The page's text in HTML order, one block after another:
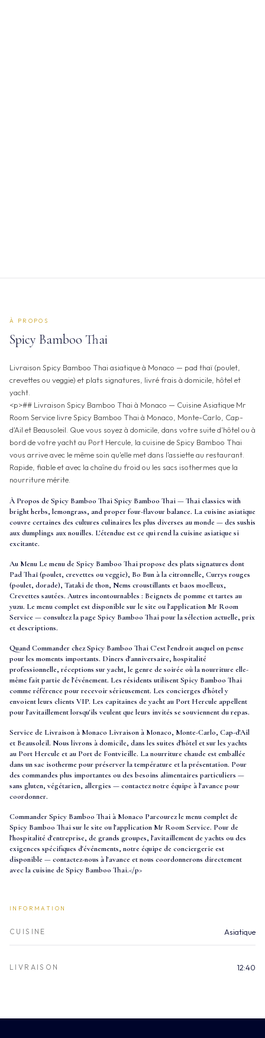
À PROPOS
Spicy Bamboo Thai
Livraison Spicy Bamboo Thai asiatique à Monaco — pad thaï (poulet,
crevettes ou veggie) et plats signatures, livré frais à domicile, hôtel et
yacht.
<p>## Livraison Spicy Bamboo Thai à Monaco — Cuisine Asiatique Mr
Room Service livre Spicy Bamboo Thai à Monaco, Monte-Carlo, Cap-
d'Ail et Beausoleil. Que vous soyez à domicile, dans votre suite d'hôtel ou à
bord de votre yacht au Port Hercule, la cuisine de Spicy Bamboo Thai
vous arrive avec le même soin qu'elle met dans l'assiette au restaurant.
Rapide, fiable et avec la chaîne du froid ou les sacs isothermes que la
nourriture mérite.
À Propos de Spicy Bamboo Thai Spicy Bamboo Thai — Thai classics with
bright herbs, lemongrass, and proper four-flavour balance. La cuisine asiatique
couvre certaines des cultures culinaires les plus diverses au monde — des sushis
aux dumplings aux nouilles. L'étendue est ce qui rend la cuisine asiatique si
excitante.
Au Menu Le menu de Spicy Bamboo Thai propose des plats signatures dont
Pad Thaï (poulet, crevettes ou veggie), Bo Bun à la citronnelle, Currys rouges
(poulet, dorade), Tataki de thon, Nems croustillants et baos moelleux,
Crevettes sautées. Autres incontournables : Beignets de pomme et tartes au
yuzu. Le menu complet est disponible sur le site ou l'application Mr Room
Service — consultez la page Spicy Bamboo Thai pour la sélection actuelle, prix
et descriptions.
Quand Commander chez Spicy Bamboo Thai C'est l'endroit auquel on pense
pour les moments importants. Dîners d'anniversaire, hospitalité
professionnelle, réceptions sur yacht, le genre de soirée où la nourriture elle-
même fait partie de l'événement. Les résidents utilisent Spicy Bamboo Thai
comme référence pour recevoir sérieusement. Les concierges d'hôtel y
envoient leurs clients VIP. Les capitaines de yacht au Port Hercule appellent
pour l'avitaillement lorsqu'ils veulent que leurs invités se souviennent du repas.
Service de Livraison à Monaco Livraison à Monaco, Monte-Carlo, Cap-d'Ail
et Beausoleil. Nous livrons à domicile, dans les suites d'hôtel et sur les yachts
au Port Hercule et au Port de Fontvieille. La nourriture chaude est emballée
dans un sac isotherme pour préserver la température et la présentation. Pour
des commandes plus importantes ou des besoins alimentaires particuliers —
sans gluten, végétarien, allergies — contactez notre équipe à l'avance pour
coordonner.
Commander Spicy Bamboo Thai à Monaco Parcourez le menu complet de
Spicy Bamboo Thai sur le site ou l'application Mr Room Service. Pour de
l'hospitalité d'entreprise, de grands groupes, l'avitaillement de yachts ou des
exigences spécifiques d'événements, notre équipe de conciergerie est
disponible — contactez-nous à l'avance et nous coordonnerons directement
avec la cuisine de Spicy Bamboo Thai.</p>
INFORMATION
CUISINE Asiatique
LIVRAISON 12:40